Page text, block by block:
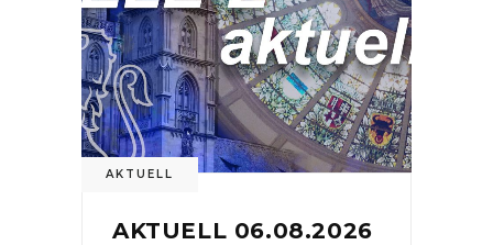
AKTUELL
AKTUELL 06.08.2026